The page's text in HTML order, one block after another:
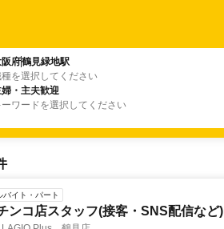
府鶴見緑地駅
を選択してください
・主夫歓迎
ーワードを選択してください
バイト・パート
ンコ店スタッフ(接客・SNS配信など)